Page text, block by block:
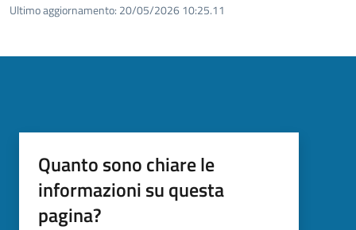
Ultimo aggiornamento: 20/05/2026 10:25.11
Quanto sono chiare le
informazioni su questa
pagina?